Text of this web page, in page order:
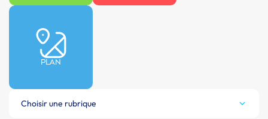
PLAN
Choisir une rubrique